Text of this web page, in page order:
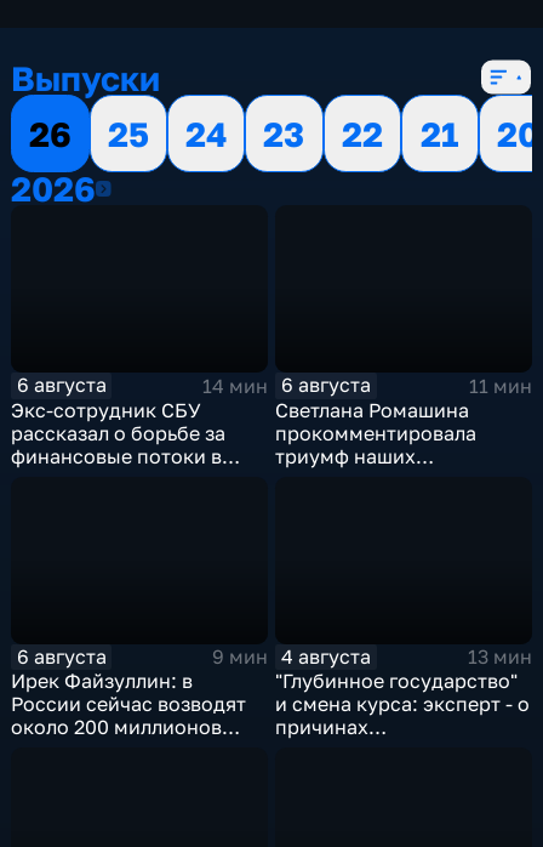
Выпуски
26
25 24 23 22 21
20
20262026
6 августа
14 мин
Экс-сотрудник СБУ
рассказал о борьбе за
финансовые потоки в
6 августа
11 мин
Светлана Ромашина
прокомментировала
триумф наших
6 августа
9 мин
Ирек Файзуллин: в
России сейчас возводят
около 200 миллионов
4 августа
13 мин
"Глубинное государство"
и смена курса: эксперт - о
причинах